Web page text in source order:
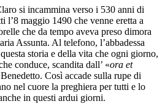
si incammina verso i 530 anni di
l’8 maggio 1490 che venne eretta a
che da tempo aveva preso dimora
Assunta. Al telefono, l’abbadessa
storia e della vita che ogni giorno,
conduce, scandita dall’ «ora et
Così accade sulla rupe di
nel cuore la preghiera per tutti e lo
in questi ardui giorni.